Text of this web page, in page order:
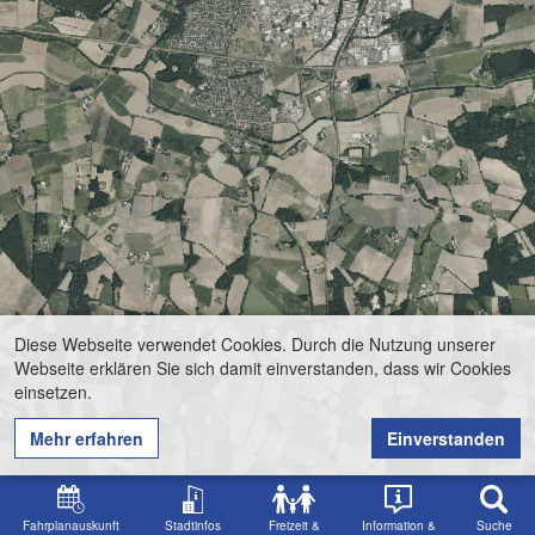
Fahrplanauskunft Stadtinfos
Freizeit &
Information &
Suche
Diese Webseite verwendet Cookies. Durch die Nutzung unserer
Webseite erklären Sie sich damit einverstanden, dass wir Cookies
einsetzen.
Mehr erfahren
Einverstanden